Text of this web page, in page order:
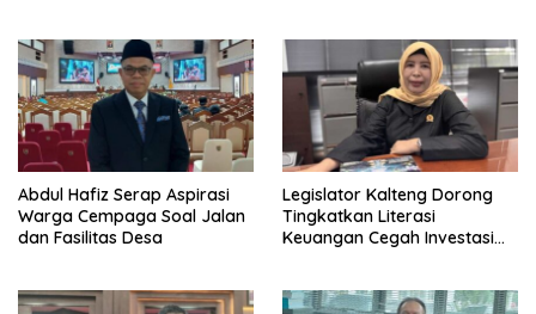
Abdul Hafiz Serap Aspirasi
Warga Cempaga Soal Jalan
dan Fasilitas Desa
Legislator Kalteng Dorong
Tingkatkan Literasi
Keuangan Cegah Investasi